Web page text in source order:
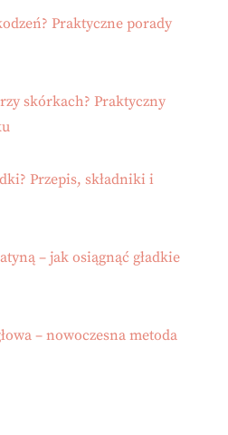
Praktyczne porady
skórkach? Praktyczny
Przepis, składniki i
– jak osiągnąć gładkie
– nowoczesna metoda